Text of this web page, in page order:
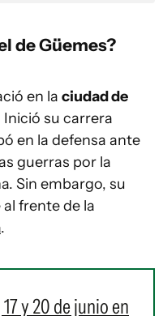
de Güemes?
en la ciudad de
Inició su carrera
en la defensa ante
guerras por la
Sin embargo, su
frente de la
.
y 20 de junio en